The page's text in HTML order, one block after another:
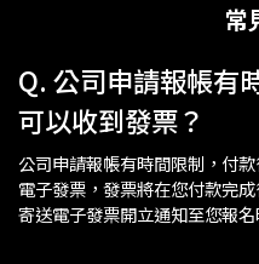
常
Q. 公司申請報帳有
可以收到發票？
公司申請報帳有時間限制，付
電子發票，發票將在您付款完
寄送電子發票開立通知至您報